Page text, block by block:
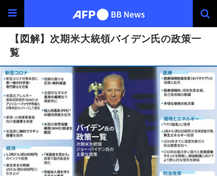
【図解】次期米大統領バイデン氏の政策一
覧